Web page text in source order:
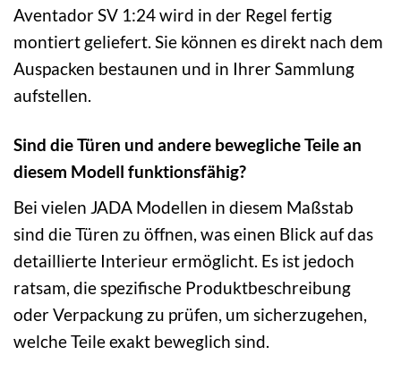
Aventador SV 1:24 wird in der Regel fertig
montiert geliefert. Sie können es direkt nach dem
Auspacken bestaunen und in Ihrer Sammlung
aufstellen.
Sind die Türen und andere bewegliche Teile an
diesem Modell funktionsfähig?
Bei vielen JADA Modellen in diesem Maßstab
sind die Türen zu öffnen, was einen Blick auf das
detaillierte Interieur ermöglicht. Es ist jedoch
ratsam, die spezifische Produktbeschreibung
oder Verpackung zu prüfen, um sicherzugehen,
welche Teile exakt beweglich sind.